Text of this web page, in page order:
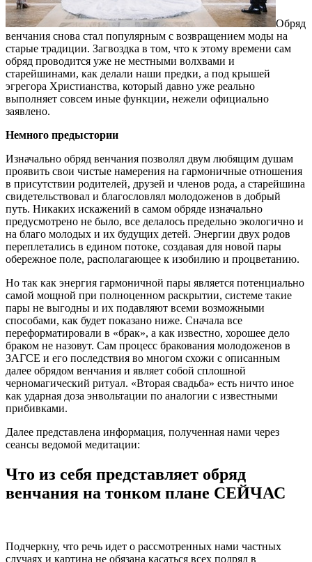
Обряд
венчания снова стал популярным с возвращением моды на
старые традиции. Загвоздка в том, что к этому времени сам
обряд проводится уже не местными волхвами и
старейшинами, как делали наши предки, а под крышей
эгрегора Христианства, который давно уже реально
выполняет совсем иные функции, нежели официально
заявлено.
Немного предыстории
Изначально обряд венчания позволял двум любящим душам
проявить свои чистые намерения на гармоничные отношения
в присутствии родителей, друзей и членов рода, а старейшина
свидетельствовал и благословлял молодоженов в добрый
путь. Никаких искажений в самом обряде изначально
предусмотрено не было, все делалось предельно экологично и
на благо молодых и их будущих детей. Энергии двух родов
переплетались в едином потоке, создавая для новой пары
обережное поле, располагающее к изобилию и процветанию.
Но так как энергия гармоничной пары является потенциально
самой мощной при полноценном раскрытии, системе такие
пары не выгодны и их подавляют всеми возможными
способами, как будет показано ниже. Сначала все
переформатировали в «брак», а как известно, хорошее дело
браком не назовут. Сам процесс бракования молодоженов в
ЗАГСЕ и его последствия во многом схожи с описанным
далее обрядом венчания и являет собой сплошной
черномагический ритуал. «Вторая свадьба» есть ничто иное
как ударная доза энвольтации по аналогии с известными
прибивками.
Далее представлена информация, полученная нами через
сеансы ведомой медитации:
Что из себя представляет обряд
венчания на тонком плане СЕЙЧАС
Подчеркну, что речь идет о рассмотренных нами частных
случаях и картина не обязана касаться всех подряд в